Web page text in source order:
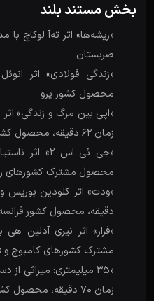
بخش مستند بلند
صربستان
محصول کشور پرو
«اپی بین مرگ و زندگی»
زمان 62 دقیقه، محصول کشور سوئد
محصول مشترک کشورهای
دقیقه، محصول کشور
مشترک کشورهای کامبوج و
«35 میلیمتری: میراثی
زمان 70 دقیقه، محصول کشور بنگلادش